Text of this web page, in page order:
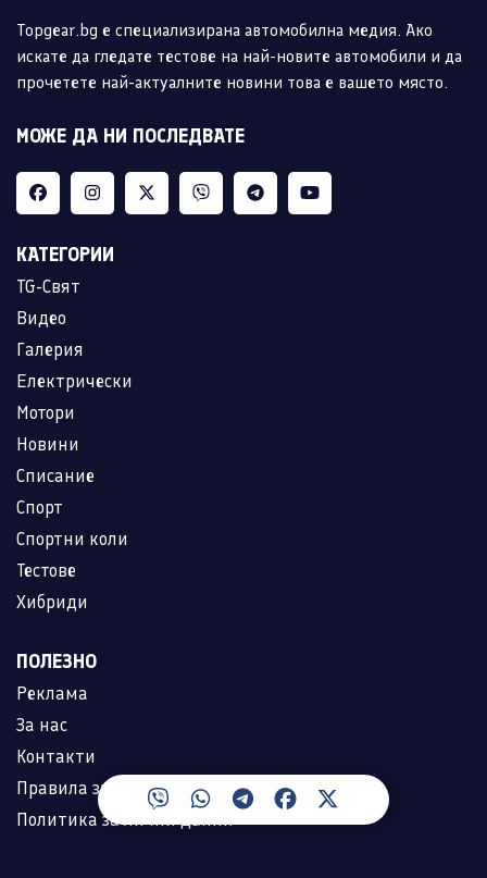
Topgear.bg е специализирана автомобилна медия. Ако
искате да гледате тестове на най-новите автомобили и да
прочетете най-актуалните новини това е вашето място.
МОЖЕ ДА НИ ПОСЛЕДВАТЕ
КАТЕГОРИИ
TG-Свят
Видео
Галерия
Електрически
Мотори
Новини
Списание
Спорт
Спортни коли
Тестове
Хибриди
ПОЛЕЗНО
Реклама
За нас
Контакти
Правила за ползване
Политика за лични данни